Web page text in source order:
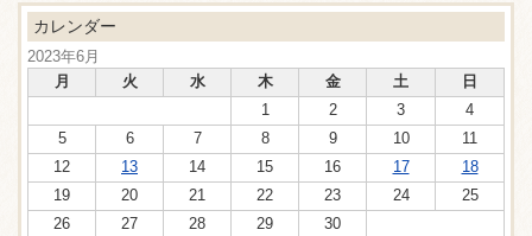
カレンダー
2023年6月
月
火 水 木 金 土
日
1
2 3
4
5
6 7 8 9 10
11
12
13 14 15 16 17
18
19
20 21 22 23 24
25
26
27 28 29 30